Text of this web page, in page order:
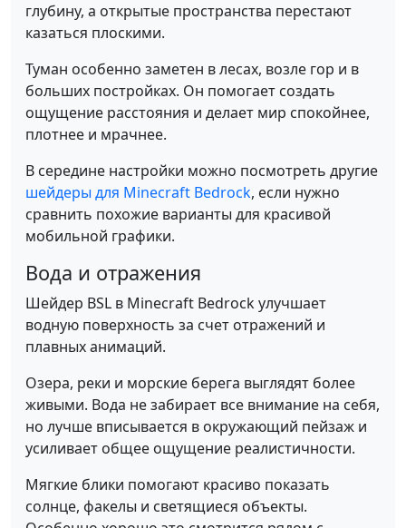
глубину, а открытые пространства перестают
казаться плоскими.
Туман особенно заметен в лесах, возле гор и в
больших постройках. Он помогает создать
ощущение расстояния и делает мир спокойнее,
плотнее и мрачнее.
В середине настройки можно посмотреть другие
шейдеры для Minecraft Bedrock, если нужно
сравнить похожие варианты для красивой
мобильной графики.
Вода и отражения
Шейдер BSL в Minecraft Bedrock улучшает
водную поверхность за счет отражений и
плавных анимаций.
Озера, реки и морские берега выглядят более
живыми. Вода не забирает все внимание на себя,
но лучше вписывается в окружающий пейзаж и
усиливает общее ощущение реалистичности.
Мягкие блики помогают красиво показать
солнце, факелы и светящиеся объекты.